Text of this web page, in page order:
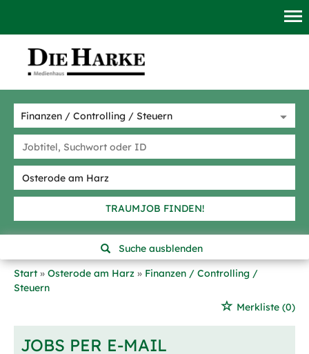
TRAUMJOB FINDEN!
Suche ausblenden
Start
Osterode am Harz
Finanzen / Controlling /
Steuern
Merkliste (0)
JOBS PER E-MAIL